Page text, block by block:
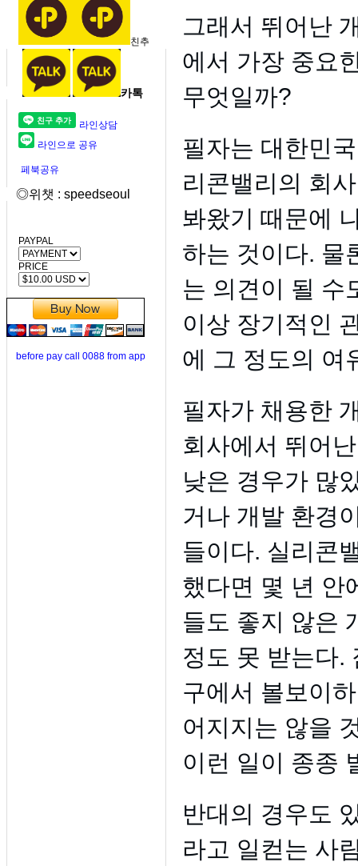
친추
카톡
라인상담
라인으로 공유
페북공유
◎위챗 : speedseoul
PAYPAL
PRICE
before pay call 0088 from app
그래서 뛰어난
에서 가장 중요
무엇일까?
필자는 대한민
리콘밸리의 회
봐왔기 때문에
하는 것이다. 물
는 의견이 될 수
이상 장기적인
에 그 정도의 여
필자가 채용한
회사에서 뛰어
낮은 경우가 많
거나 개발 환경
들이다. 실리콘
했다면 몇 년 안
들도 좋지 않은
정도 못 받는다.
구에서 볼보이
어지지는 않을
이런 일이 종종
반대의 경우도
라고 일컫는 사